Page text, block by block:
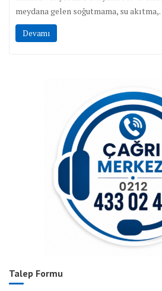
meydana gelen soğutmama, su
Devamı
Talep Formu